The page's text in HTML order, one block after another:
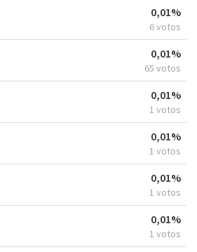
0,01%
6 votos
0,01%
65 votos
0,01%
1 votos
0,01%
1 votos
0,01%
1 votos
0,01%
1 votos